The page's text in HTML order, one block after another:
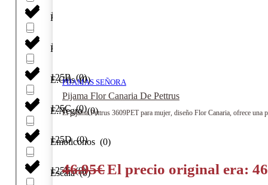
E. Verde
E.Grana
E.Gris (0)
E.Negro (0)
Emoticonos (0)
Escala (0)
120H
125
125B (0)
125C (0)
125D (0)
125E (0)
PIJAMAS SEÑORA
Pijama Flor Canaria De Pettrus
El pijama Pettrus 3609PET para mujer, diseño Flor Canaria, ofrece una
46.95€El precio original era: